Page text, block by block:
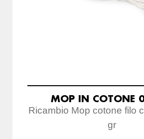
MOP IN COTONE
Ricambio Mop cotone filo
gr